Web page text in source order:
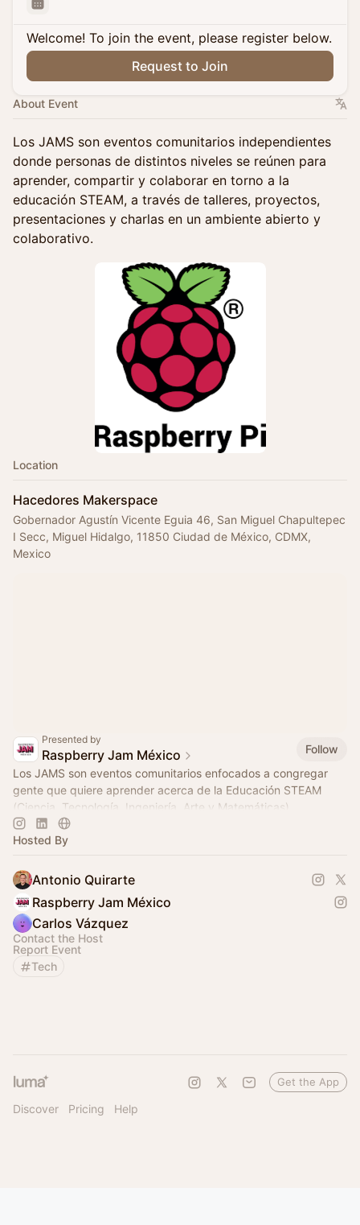
Welcome! To join the event, please register below.
Request to Join
About Event
Los JAMS son eventos comunitarios independientes
donde personas de distintos niveles se reúnen para
aprender, compartir y colaborar en torno a la
educación STEAM, a través de talleres, proyectos,
presentaciones y charlas en un ambiente abierto y
colaborativo.
Location
Hacedores Makerspace
Gobernador Agustín Vicente Eguia 46, San Miguel Chapultepec
I Secc, Miguel Hidalgo, 11850 Ciudad de México, CDMX,
Mexico
Presented by
Raspberry Jam México
Follow
Los JAMS son eventos comunitarios enfocados a congregar
gente que quiere aprender acerca de la Educación STEAM
(Ciencia, Tecnología, Ingeniería, Arte y Matemáticas)
Hosted By
Antonio Quirarte
Raspberry Jam México
Carlos Vázquez
Contact the Host
Report Event
Tech
Discover Pricing Help
Get the App